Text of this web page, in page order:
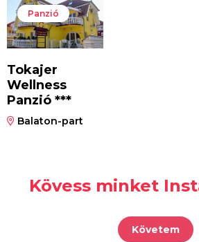
Panzió
Tokajer
Wellness
Panzió ***
Balaton-part
Kövess minket
Követem